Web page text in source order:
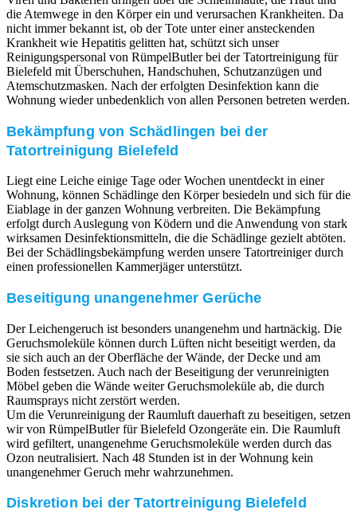
die Atemwege in den Körper ein und verursachen Krankheiten. Da
nicht immer bekannt ist, ob der Tote unter einer ansteckenden
Krankheit wie Hepatitis gelitten hat, schützt sich unser
Reinigungspersonal von RümpelButler bei der Tatortreinigung für
Bielefeld mit Überschuhen, Handschuhen, Schutzanzügen und
Atemschutzmasken. Nach der erfolgten Desinfektion kann die
Wohnung wieder unbedenklich von allen Personen betreten werden.
Bekämpfung von Schädlingen bei der
Tatortreinigung Bielefeld
Liegt eine Leiche einige Tage oder Wochen unentdeckt in einer
Wohnung, können Schädlinge den Körper besiedeln und sich für die
Eiablage in der ganzen Wohnung verbreiten. Die Bekämpfung
erfolgt durch Auslegung von Ködern und die Anwendung von stark
wirksamen Desinfektionsmitteln, die die Schädlinge gezielt abtöten.
Bei der Schädlingsbekämpfung werden unsere Tatortreiniger durch
einen professionellen Kammerjäger unterstützt.
Beseitigung unangenehmer Gerüche
Der Leichengeruch ist besonders unangenehm und hartnäckig. Die
Geruchsmoleküle können durch Lüften nicht beseitigt werden, da
sie sich auch an der Oberfläche der Wände, der Decke und am
Boden festsetzen. Auch nach der Beseitigung der verunreinigten
Möbel geben die Wände weiter Geruchsmoleküle ab, die durch
Raumsprays nicht zerstört werden.
Um die Verunreinigung der Raumluft dauerhaft zu beseitigen, setzen
wir von RümpelButler für Bielefeld Ozongeräte ein. Die Raumluft
wird gefiltert, unangenehme Geruchsmoleküle werden durch das
Ozon neutralisiert. Nach 48 Stunden ist in der Wohnung kein
unangenehmer Geruch mehr wahrzunehmen.
Diskretion bei der Tatortreinigung Bielefeld